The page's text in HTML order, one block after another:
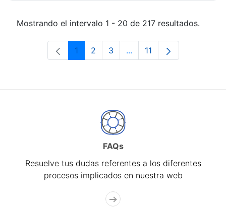
Mostrando el intervalo 1 - 20 de 217 resultados.
Página
1 Página
2 Página
3 ...Páginas intermedias Use
Página
11
FAQs
Resuelve tus dudas referentes a los diferentes
procesos implicados en nuestra web